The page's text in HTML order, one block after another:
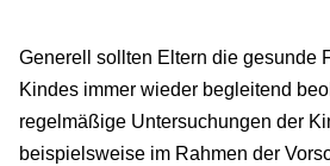
Generell sollten Eltern die gesunde
Kindes immer wieder begleitend
regelmäßige Untersuchungen der
beispielsweise im Rahmen der